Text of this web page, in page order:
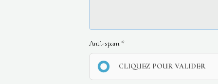
Anti-spam
CLIQUEZ POUR VALIDER